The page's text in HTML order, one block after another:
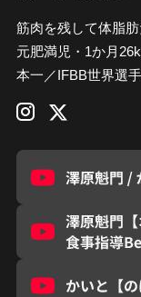
筋肉を残して体脂
元肥満児・1か月
本一／IFBB世界選